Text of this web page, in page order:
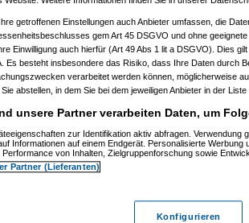
0
0
9 3 %
0
0
1 %
7 3 %
(Bruce Lee´s erste
0
getroffenen Einstellungen auch Anbieter umfassen, die
gem Art 45 DSGVO und ohne
Einwilligung auch hierfür (Art 49 Abs 1 lit a DSGVO). Dies
Es besteht insbesondere das Risiko, dass Ihre Daten durch
verarbeitet werden können, möglicherweise
abstellen, in dem Sie bei dem jeweiligen Anbieter in der
unsere Partner verarbeiten Daten, um
zur Identifikation aktiv abfragen. Verwendung
Informationen auf einem Endgerät. Personalisierte Werbung
Performance von Inhalten, Zielgruppenforschung sowie
Partner (Lieferanten)
Konfigurieren